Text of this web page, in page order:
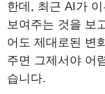
한데, 최근 AI가
보여주는 것을 보
어도 제대로된 변
주면 그제서야 어
습니다.